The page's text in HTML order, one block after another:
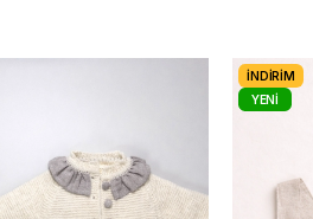
İNDIRIM
YENI